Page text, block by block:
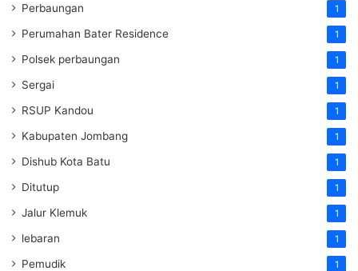
Perbaungan 1
Perumahan Bater Residence 1
Polsek perbaungan 1
Sergai 1
RSUP Kandou 1
Kabupaten Jombang 1
Dishub Kota Batu 1
Ditutup 1
Jalur Klemuk 1
lebaran 1
Pemudik 1